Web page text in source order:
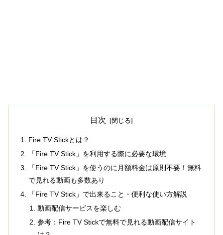
目次
Fire TV Stickとは？
「Fire TV Stick」を利用する際に必要な環境
「Fire TV Stick」を使うのに月額料金は原則不要！無料
で見れる動画も多数あり
「Fire TV Stick」で出来ること・便利な使い方解説
動画配信サービスを楽しむ
参考：Fire TV Stickで無料で見れる動画配信サイト